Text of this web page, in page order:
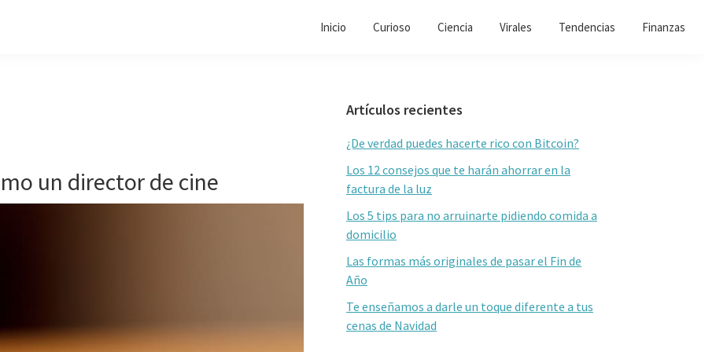
Inicio Curioso Ciencia Virales Tendencias Finanzas
un director de cine
Barra
lateral
primaria
Artículos recientes
¿De verdad puedes hacerte rico con Bitcoin?
Los 12 consejos que te harán ahorrar en la
factura de la luz
Los 5 tips para no arruinarte pidiendo comida a
domicilio
Las formas más originales de pasar el Fin de
Año
Te enseñamos a darle un toque diferente a tus
cenas de Navidad